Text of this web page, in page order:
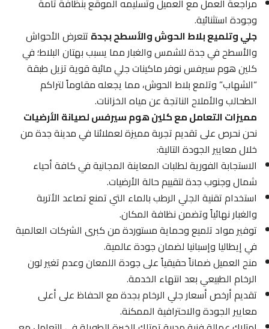
وجودة استثنائية.
جلي وتلميع بلاط الحوش والأسطح بجدةتتعرض الأحواش
والأسطح في جدة للشمس والغبار مما يسبب بهتان البلاط؛ في
كلين هوم سيرفس نوفر ماكينات جلي مائية قوية تزيل طبقة
“الشهاب” وتلمع بلاط الحوش، مما يجعله مقاوماً لتراكم
الطحالب والأملاح الناتجة عن مياه الخزانات.
مميزات التعامل مع كلين هوم سيرفس لصيانة الأرضيات
نحن نحرص على تقديم تجربة مميزة لعملائنا في مدينة جدة من
خلال معايير الجودة التالية:
الاستجابة الفورية لطلبات المعاينة المجانية في كافة أحياء
شمال وجنوب جدة لتقييم حالة الأرضيات.
استخدام تقنية الجلي الرطب بالماء التي تمنع تصاعد الأتربة
والغبار نهائياً وتضمن نظافة المكان.
توفير مواد تلميع وحماية مستوردة من كبرى الشركات العالمية
في إيطاليا وإسبانيا لضمان جودة عالمية.
منح العميل ضماناً حقيقياً على جودة اللمعان وعدم تغير لون
الرخام الطبيعي بعد انتهاء الخدمة.
تقديم أرخص أسعار جلي الرخام بجدة مع الحفاظ على أعلى
معايير الجودة والاحترافية الممكنة.